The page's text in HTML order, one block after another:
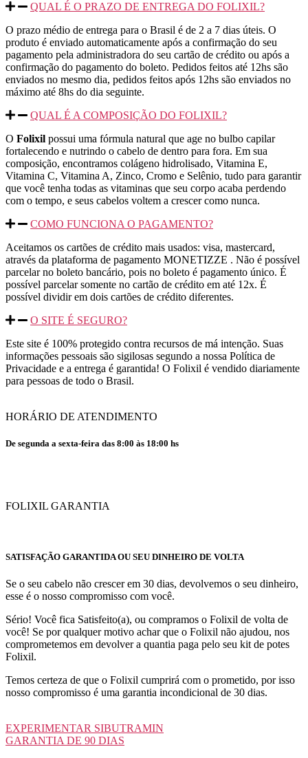
QUAL É O PRAZO DE ENTREGA DO FOLIXIL?
O prazo médio de entrega para o Brasil é de 2 a 7 dias úteis. O
produto é enviado automaticamente após a confirmação do seu
pagamento pela administradora do seu cartão de crédito ou após a
confirmação do pagamento do boleto. Pedidos feitos até 12hs são
enviados no mesmo dia, pedidos feitos após 12hs são enviados no
máximo até 8hs do dia seguinte.
QUAL É A COMPOSIÇÃO DO FOLIXIL?
O Folixil possui uma fórmula natural que age no bulbo capilar
fortalecendo e nutrindo o cabelo de dentro para fora. Em sua
composição, encontramos colágeno hidrolisado, Vitamina E,
Vitamina C, Vitamina A, Zinco, Cromo e Selênio, tudo para garantir
que você tenha todas as vitaminas que seu corpo acaba perdendo
com o tempo, e seus cabelos voltem a crescer como nunca.
COMO FUNCIONA O PAGAMENTO?
Aceitamos os cartões de crédito mais usados: visa, mastercard,
através da plataforma de pagamento MONETIZZE . Não é possível
parcelar no boleto bancário, pois no boleto é pagamento único. É
possível parcelar somente no cartão de crédito em até 12x. É
possível dividir em dois cartões de crédito diferentes.
O SITE É SEGURO?
Este site é 100% protegido contra recursos de má intenção. Suas
informações pessoais são sigilosas segundo a nossa Política de
Privacidade e a entrega é garantida! O Folixil é vendido diariamente
para pessoas de todo o Brasil.
HORÁRIO DE ATENDIMENTO
De segunda a sexta-feira das 8:00 às 18:00 hs
FOLIXIL GARANTIA
SATISFAÇÃO GARANTIDA OU SEU DINHEIRO DE VOLTA
Se o seu cabelo não crescer em 30 dias, devolvemos o seu dinheiro,
esse é o nosso compromisso com você.
Sério! Você fica Satisfeito(a), ou compramos o Folixil de volta de
você! Se por qualquer motivo achar que o Folixil não ajudou, nos
comprometemos em devolver a quantia paga pelo seu kit de potes
Folixil.
Temos certeza de que o Folixil cumprirá com o prometido, por isso
nosso compromisso é uma garantia incondicional de 30 dias.
EXPERIMENTAR SIBUTRAMIN
GARANTIA DE 90 DIAS